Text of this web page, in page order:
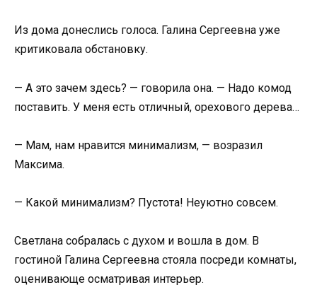
Из дома донеслись голоса. Галина Сергеевна уже
критиковала обстановку.
— А это зачем здесь? — говорила она. — Надо комод
поставить. У меня есть отличный, орехового дерева…
— Мам, нам нравится минимализм, — возразил
Максима.
— Какой минимализм? Пустота! Неуютно совсем.
Светлана собралась с духом и вошла в дом. В
гостиной Галина Сергеевна стояла посреди комнаты,
оценивающе осматривая интерьер.